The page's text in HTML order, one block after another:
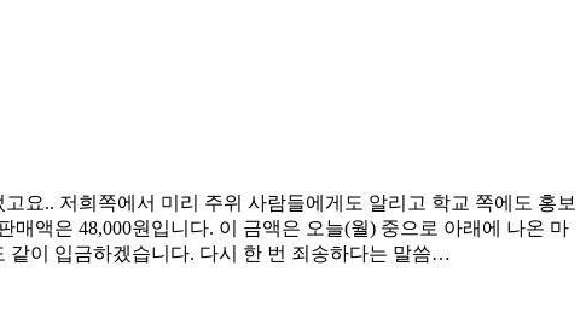
요.. 저희쪽에서 미리 주위 사람들에게도 알리고 학교 쪽에도 홍보
액은 48,000원입니다. 이 금액은 오늘(월) 중으로 아래에 나온 마
같이 입금하겠습니다. 다시 한 번 죄송하다는 말씀…